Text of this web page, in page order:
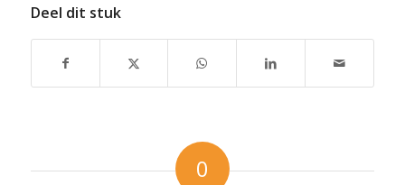
Deel dit stuk
0